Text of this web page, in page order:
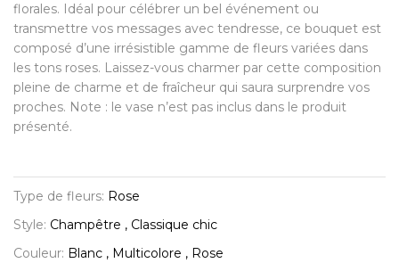
florales. Idéal pour célébrer un bel événement ou
transmettre vos messages avec tendresse, ce bouquet est
composé d’une irrésistible gamme de fleurs variées dans
les tons roses. Laissez-vous charmer par cette composition
pleine de charme et de fraîcheur qui saura surprendre vos
proches. Note : le vase n’est pas inclus dans le produit
présenté.
Type de fleurs: Rose
Style: Champêtre , Classique chic
Couleur: Blanc , Multicolore , Rose